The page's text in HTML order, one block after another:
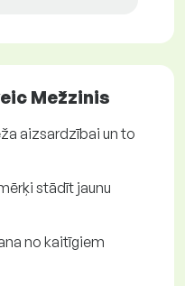
Mežzinis
aizsardzībai un to
stādīt jaunu
no kaitīgiem